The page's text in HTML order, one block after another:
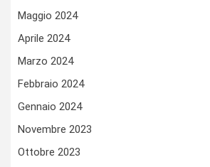
Maggio 2024
Aprile 2024
Marzo 2024
Febbraio 2024
Gennaio 2024
Novembre 2023
Ottobre 2023